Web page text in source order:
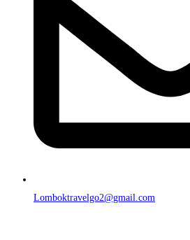
Lomboktravelgo2@gmail.com